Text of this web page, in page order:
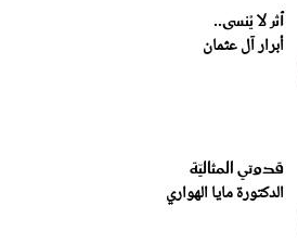
أثر لا يُنسى..
أبرار آل عثمان
قدوتي المثاليّة
الدكتورة مايا الهواري